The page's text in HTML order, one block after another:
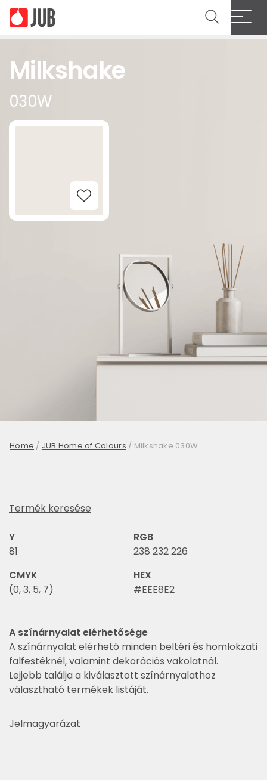
Milkshake
030W
Add to Wishlist
Home / JUB Home of Colours / Milkshake 030W
Termék keresése
Y
81
RGB
238 232 226
CMYK
(0, 3, 5, 7)
HEX
#EEE8E2
A színárnyalat elérhetősége
A színárnyalat elérhető minden beltéri és homlokzati
falfestéknél, valamint dekorációs vakolatnál.
Lejjebb találja a kiválasztott színárnyalathoz
választható termékek listáját.
Jelmagyarázat